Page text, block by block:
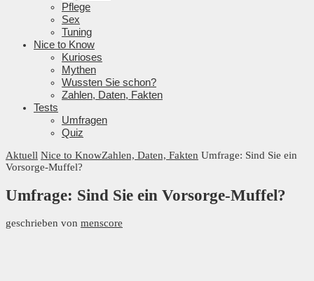
Pflege
Sex
Tuning
Nice to Know
Kurioses
Mythen
Wussten Sie schon?
Zahlen, Daten, Fakten
Tests
Umfragen
Quiz
Aktuell Nice to KnowZahlen, Daten, Fakten Umfrage: Sind Sie ein
Vorsorge-Muffel?
Umfrage: Sind Sie ein Vorsorge-Muffel?
geschrieben von menscore